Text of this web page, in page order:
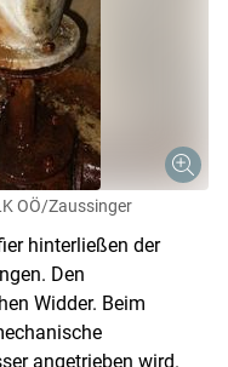
OÖ/Zaussinger
hinterließen der
Den
Widder. Beim
angetrieben wird.